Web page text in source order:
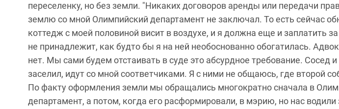
переселенку, но без земли. "Никаких договоров аренды или передачи
землю со мной Олимпийский департамент не заключал. То есть сейчас
коттедж с моей половиной висит в воздухе, и я должна еще и заплатить
не принадлежит, как будто бы я на ней необоснованно обогатилась.
нет. Мы сами будем отстаивать в суде это абсурдное требование. Сосед и
заселил, идут со мной соответчиками. Я с ними не общаюсь, где второй
По факту оформления земли мы обращались многократно сначала в
департамент, а потом, когда его расформировали, в мэрию, но нас водили